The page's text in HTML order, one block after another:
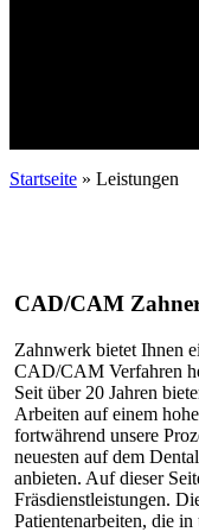
Startseite » Leistungen
CAD/CAM
Zahnwerk bietet Ihnen
CAD/CAM Verfahren
Seit über 20 Jahren
Arbeiten auf einem
fortwährend unsere
neuesten auf dem
anbieten. Auf dieser
Fräsdienstleistungen.
Patientenarbeiten, die